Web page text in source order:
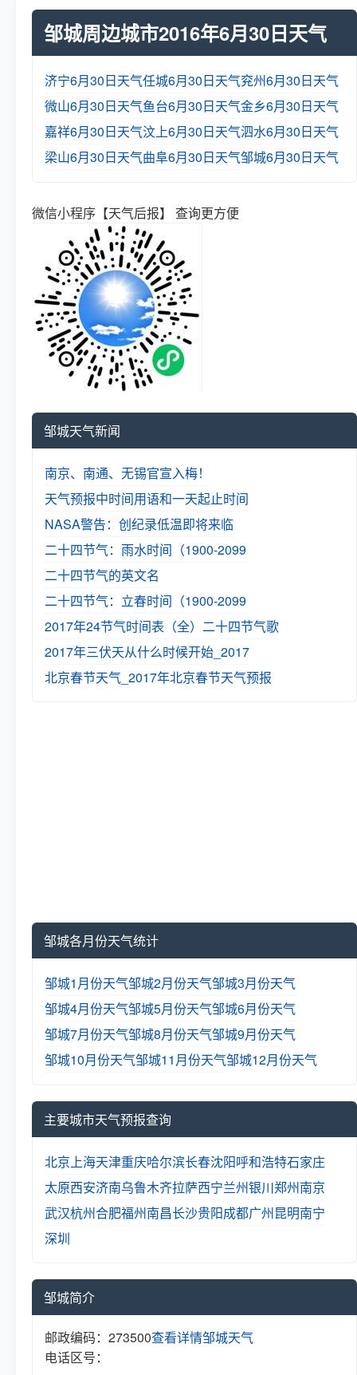
邹城周边城市2016年6月30日天气
济宁6月30日天气任城6月30日天气兖州6月30日天气
微山6月30日天气鱼台6月30日天气金乡6月30日天气
嘉祥6月30日天气汶上6月30日天气泗水6月30日天气
梁山6月30日天气曲阜6月30日天气邹城6月30日天气
微信小程序【天气后报】 查询更方便
邹城天气新闻
南京、南通、无锡官宣入梅！
天气预报中时间用语和一天起止时间
NASA警告：创纪录低温即将来临
二十四节气：雨水时间（1900-2099
二十四节气的英文名
二十四节气：立春时间（1900-2099
2017年24节气时间表（全） 二十四节气歌
2017年三伏天从什么时候开始_2017
北京春节天气_2017年北京春节天气预报
邹城各月份天气统计
邹城1月份天气邹城2月份天气邹城3月份天气
邹城4月份天气邹城5月份天气邹城6月份天气
邹城7月份天气邹城8月份天气邹城9月份天气
邹城10月份天气邹城11月份天气邹城12月份天气
主要城市天气预报查询
北京上海天津重庆哈尔滨长春沈阳呼和浩特石家庄
太原西安济南乌鲁木齐拉萨西宁兰州银川郑州南京
武汉杭州合肥福州南昌长沙贵阳成都广州昆明南宁
深圳
邹城简介
邮政编码：273500
电话区号：
查看详情邹城天气